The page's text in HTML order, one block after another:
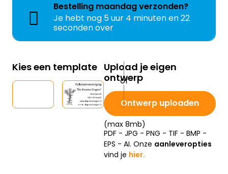
Bestelling maandagverzonden?
Je hebt nog 5 uur 4 minuten en 22
seconden over
Kies een template Upload je eigen
ontwerp
Ontwerp uploaden
(max 8mb)
PDF - JPG - PNG - TIF - BMP -
EPS - AI. Onze aanleveropties
vind je hier.